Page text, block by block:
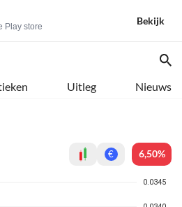
Play store
Bekijk
Uitleg Nieuws
€ 6,50%